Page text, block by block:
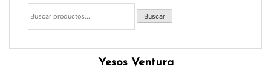
Buscar
por:
Buscar
Yesos Ventura